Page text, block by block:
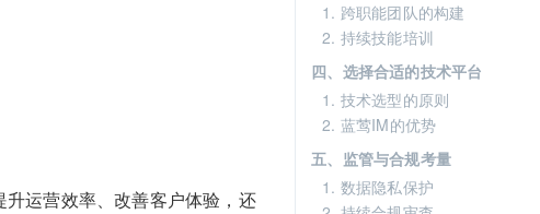
运营效率、改善客户体验，还
1. 跨职能团队的构建
2. 持续技能培训
四、选择合适的技术平台
1. 技术选型的原则
2. 蓝莺IM的优势
五、监管与合规考量
1. 数据隐私保护